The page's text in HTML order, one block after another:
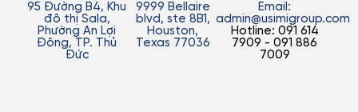
95 Đường B4, Khu
đô thị Sala,
Phường An Lợi
Đông, TP. Thủ
Đức
9999 Bellaire
blvd, ste 8B1,
Houston,
Texas 77036
Email:
admin@usimigroup.com
Hotline: 091 614
7909 - 091 886
7009